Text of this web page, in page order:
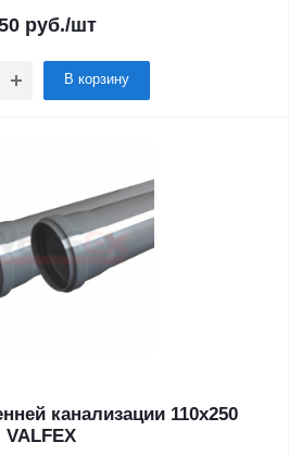
руб./шт
В корзину
канализации 110x250
VALFEX